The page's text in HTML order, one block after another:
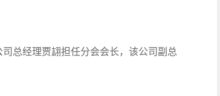
总经理贾翃担任分会会长，该公司副总